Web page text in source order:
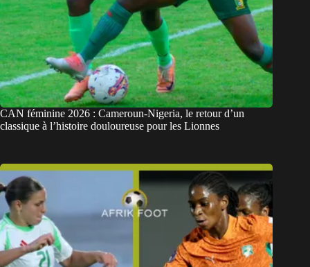
CAN féminine 2026 : Cameroun-Nigeria, le retour d’un
classique à l’histoire douloureuse pour les Lionnes